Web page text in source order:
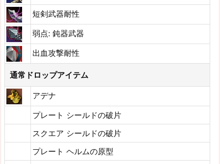
短剣武器耐性
弱点: 鈍器武器
出血攻撃耐性
通常ドロップアイテム
アデナ
プレート シールドの破片
スクエア シールドの破片
プレート ヘルムの原型